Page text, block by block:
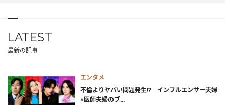
LATEST
最新の記事
エンタメ
不倫よりヤバい問題発生!? インフルエンサー夫婦
×医師夫婦のブ...